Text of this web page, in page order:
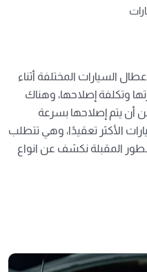
السيارات المختلفة أثناء
وتكلفة إصلاحها، وهناك
أن يتم إصلاحها بسرعة
الأكثر تعقيدًا، وهي تتطلب
المقبلة نكشف عن انواع